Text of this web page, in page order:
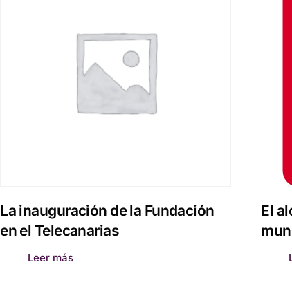
La inauguración de la Fundación
en el Telecanarias
Leer más
El